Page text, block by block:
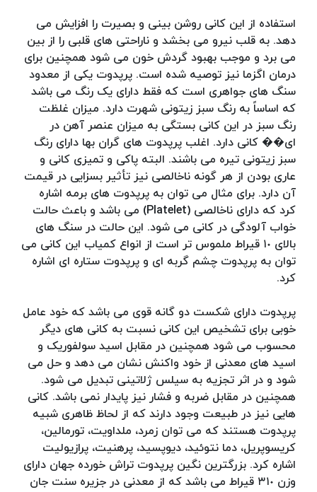
استفاده از این کانی روشن بینی و بصیرت را افزایش می
دهد. به قلب نیرو می بخشد و ناراحتی های قلبی را از بین
می برد و موجب بهبود گردش خون می شود همچنین برای
درمان اگزما نیز توصیه شده است. پرپدوت یکی از معدود
سنگ های جواهری است که فقط دارای یک رنگ می باشد
که اساساً به رنگ سبز زیتونی شهرت دارد. میزان غلظت
رنگ سبز در این کانی بستگی به میزان عنصر آهن در
ای�� کانی دارد. اغلب پرپدوت های گران بها دارای رنگ
سبز زیتونی تیره می باشند. البته پاکی و تمیزی کانی و
عاری بودن از هر گونه ناخالصی نیز تأثیر بسزایی در قیمت
آن دارد. برای مثال می توان به پرپدوت های برمه اشاره
کرد که دارای ناخالصی (Platelet) می باشد و باعث حالت
خواب آلودگی در کانی می شود. این حالت در سنگ های
بالای ١٠ قیراط ملموس تر است از انواع کمیاب این کانی می
توان به پرپدوت چشم گربه ای و پرپدوت ستاره ای اشاره
کرد.
پرپدوت دارای شکست دو گانه قوی می باشد که خود عامل
خوبی برای تشخیص این کانی نسبت به کانی های دیگر
محسوب می شود همچنین در مقابل اسید سولفوریک و
اسید های معدنی از خود واکنش نشان می دهد و حل می
شود و در اثر تجزیه به سیلس ژلاتینی تبدیل می شود.
همچنین در مقابل ضربه و فشار نیز پایدار نمی باشد. کانی
هایی نیز در طبیعت وجود دارند که از لحاظ ظاهری شبیه
پرپدوت هستند که می توان زمرد، ملداویت، تورمالین،
کریسوپریل، دما نتوئید، دیوپسید، پرهنیت، پرازیولیت
اشاره کرد. بزرگترین نگین پرپدوت تراش خورده جهان دارای
وزن ۳١٠ قیراط می باشد که از معدنی در جزیره سنت جان